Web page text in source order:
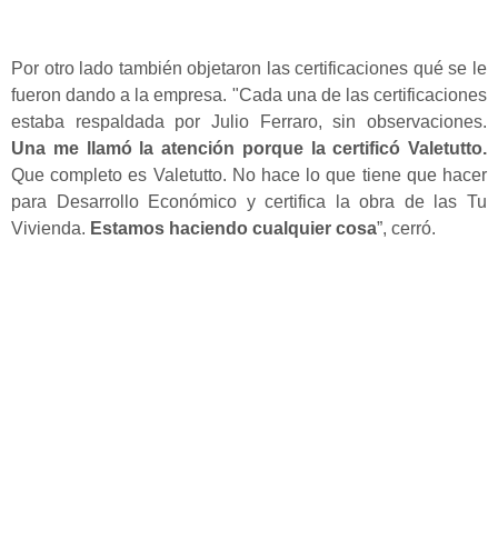
Por otro lado también objetaron las certificaciones qué se le
fueron dando a la empresa. "Cada una de las certificaciones
estaba respaldada por Julio Ferraro, sin observaciones.
Una me llamó la atención porque la certificó Valetutto.
Que completo es Valetutto. No hace lo que tiene que hacer
para Desarrollo Económico y certifica la obra de las Tu
Vivienda. Estamos haciendo cualquier cosa”, cerró.